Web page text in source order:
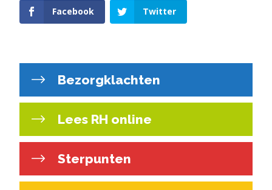
Facebook Twitter
Bezorgklachten
Lees RH online
Sterpunten